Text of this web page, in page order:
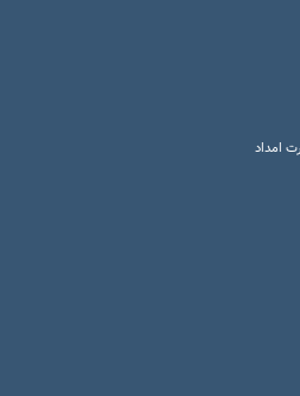
امداد